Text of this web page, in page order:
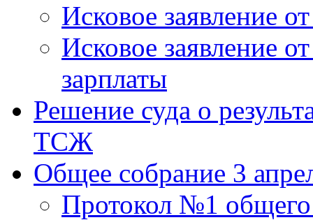
Исковое заявление
Исковое заявление
зарплаты
Решение суда о
ТСЖ
Общее собрание 3
Протокол №1